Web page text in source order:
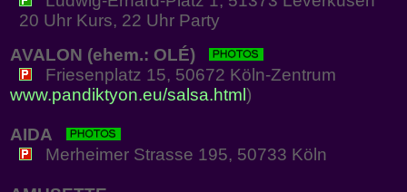
20 Uhr Kurs, 22 Uhr Party
AVALON (ehem.: OLÉ)
Friesenplatz 15, 50672 Köln-Zentrum
www.pandiktyon.eu/salsa.html )
AIDA
Merheimer Strasse 195, 50733 Köln